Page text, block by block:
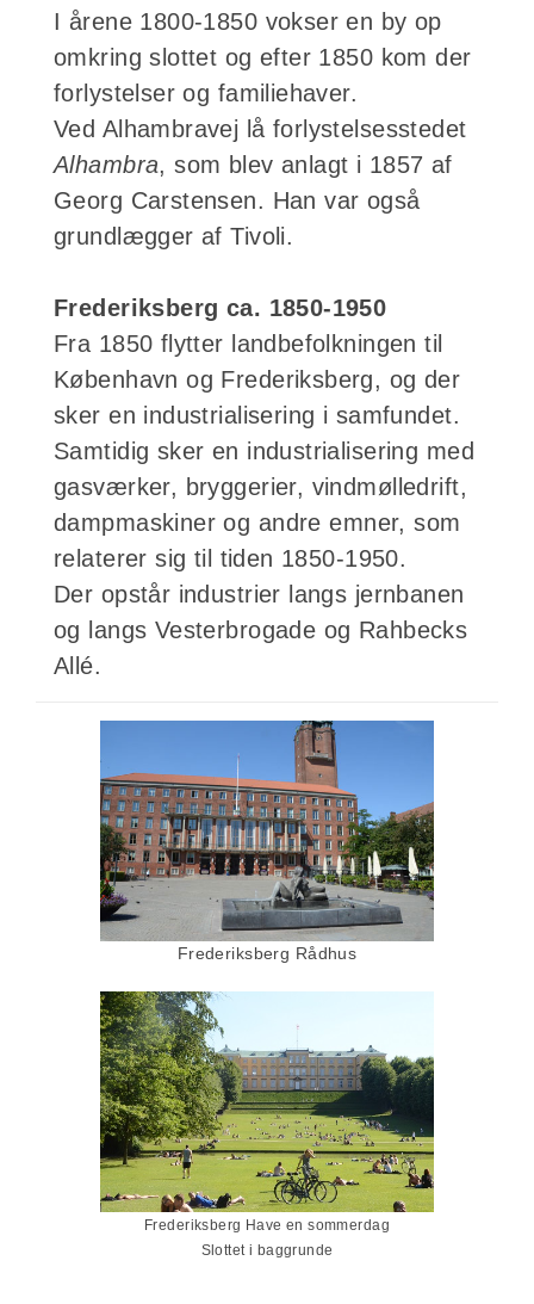
I årene 1800-1850 vokser en by op
omkring slottet og efter 1850 kom der
forlystelser og familiehaver.
Ved Alhambravej lå forlystelsesstedet
Alhambra, som blev anlagt i 1857 af
Georg Carstensen. Han var også
grundlægger af Tivoli.
Frederiksberg ca. 1850-1950
Fra 1850 flytter landbefolkningen til
København og Frederiksberg, og der
sker en industrialisering i samfundet.
Samtidig sker en industrialisering med
gasværker, bryggerier, vindmølledrift,
dampmaskiner og andre emner, som
relaterer sig til tiden 1850-1950.
Der opstår industrier langs jernbanen
og langs Vesterbrogade og Rahbecks
Allé.
Frederiksberg Rådhus
Frederiksberg Have en sommerdag
Slottet i baggrunde